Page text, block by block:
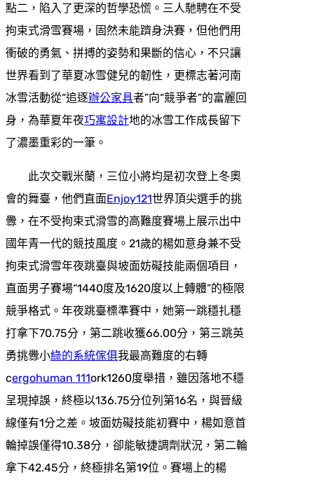
點二，陷入了更深的哲學恐慌。三人馳騁在不受
拘束式滑雪賽場，固然未能躋身決賽，但他們用
衝破的勇氣、拼搏的姿勢和果斷的信心，不只讓
世界看到了華夏冰雪健兒的韌性，更標志著河南
冰雪活動從“追逐辦公家具者”向“競爭者”的富麗回
身，為華夏年夜巧寓設計地的冰雪工作成長留下
了濃墨重彩的一筆。
此次交戰米蘭，三位小將均是初次登上冬奧
會的舞臺，他們直面Enjoy121世界頂尖選手的挑
釁，在不受拘束式滑雪的高難度賽場上展示出中
國年青一代的競技風度。21歲的楊如意身兼不受
拘束式滑雪年夜跳臺與坡面妨礙技能兩個項目，
直面男子賽場“1440度及1620度以上轉體”的極限
競爭格式。年夜跳臺標準賽中，她第一跳穩扎穩
打拿下70.75分，第二跳收獲66.00分，第三跳英
勇挑釁小綠的系統傢俱我最高難度的右轉
cergohuman 111ork1260度舉措，雖因落地不穩
呈現掉誤，終極以136.75分位列第16名，與晉級
線僅有1分之差。坡面妨礙技能初賽中，楊如意首
輪掉誤僅得10.38分，卻能敏捷調劑狀況，第二輪
拿下42.45分，終極排名第19位。賽場上的楊